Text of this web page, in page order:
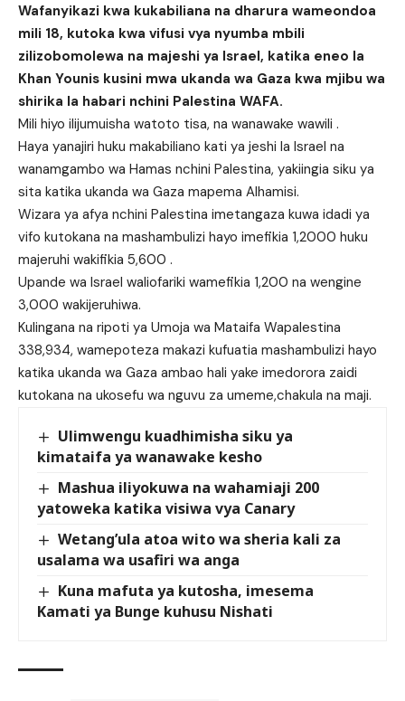
Wafanyikazi kwa kukabiliana na dharura wameondoa
mili 18, kutoka kwa vifusi vya nyumba mbili
zilizobomolewa na majeshi ya Israel, katika eneo la
Khan Younis kusini mwa ukanda wa Gaza kwa mjibu wa
shirika la habari nchini Palestina WAFA.
Mili hiyo ilijumuisha watoto tisa, na wanawake wawili .
Haya yanajiri huku makabiliano kati ya jeshi la Israel na
wanamgambo wa Hamas nchini Palestina, yakiingia siku ya
sita katika ukanda wa Gaza mapema Alhamisi.
Wizara ya afya nchini Palestina imetangaza kuwa idadi ya
vifo kutokana na mashambulizi hayo imefikia 1,2000 huku
majeruhi wakifikia 5,600 .
Upande wa Israel waliofariki wamefikia 1,200 na wengine
3,000 wakijeruhiwa.
Kulingana na ripoti ya Umoja wa Mataifa Wapalestina
338,934, wamepoteza makazi kufuatia mashambulizi hayo
katika ukanda wa Gaza ambao hali yake imedorora zaidi
kutokana na ukosefu wa nguvu za umeme,chakula na maji.
Ulimwengu kuadhimisha siku ya
kimataifa ya wanawake kesho
Mashua iliyokuwa na wahamiaji 200
yatoweka katika visiwa vya Canary
Wetang’ula atoa wito wa sheria kali za
usalama wa usafiri wa anga
Kuna mafuta ya kutosha, imesema
Kamati ya Bunge kuhusu Nishati